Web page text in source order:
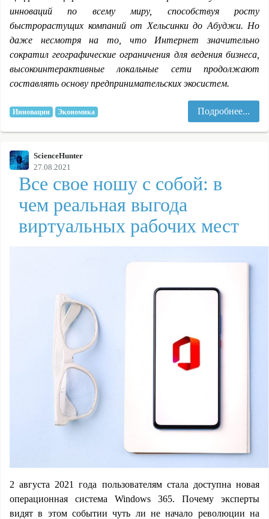
инноваций по всему миру, способствуя росту
быстрорастущих компаний от Хельсинки до Абуджи. Но
даже несмотря на то, что Интернет значительно
сократил географические ограничения для ведения бизнеса,
высокоинтерактивные локальные сети продолжают
составлять основу предпринимательских экосистем.
Инновации Экономика Подробнее...
ScienceHunter
27.08.2021
Все свое ношу с собой: в
чем реальная выгода
виртуальных рабочих мест
2 августа 2021 года пользователям стала доступна новая
операционная система Windows 365. Почему эксперты
видят в этом событии чуть ли не начало революции на